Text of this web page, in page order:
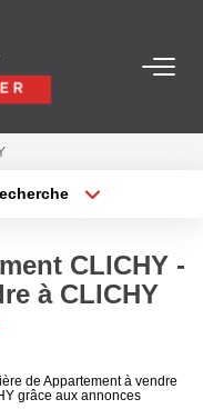
min
CLICHY -
à CLICHY
de Appartement à vendre
grâce aux annonces